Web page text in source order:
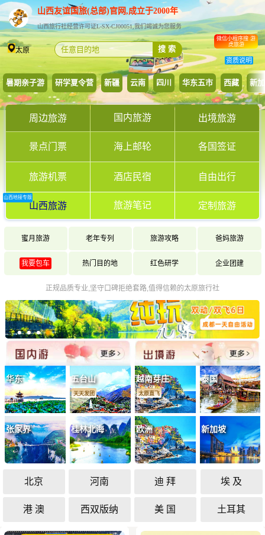
山西友谊国旅(总部)官网,成立于2000年
山西旅行社经营许可证L-SX-CJ00051,我们竭诚为您服务
太原 搜 索
微信小程序搜 游
虎旅游
资质说明
暑期亲子游 研学夏令营 新疆 云南 四川 华东五市 西藏 新
周边旅游 国内旅游 出境旅游
景点门票 海上邮轮 各国签证
旅游机票 酒店民宿 自由出行
山西旅游
山西地接专版
旅游笔记 定制旅游
蜜月旅游 老年专列 旅游攻略 爸妈旅游
我要包车 热门目的地 红色研学 企业团建
正规品质专业,坚守口碑拒绝套路,值得信赖的太原旅行社
华东 五台山
天天发团
越南芽庄
太原直飞
泰国
张家界 桂林北海 欧洲 新加坡
北京 河南 迪 拜 埃 及
港 澳 西双版纳 美 国 土耳其